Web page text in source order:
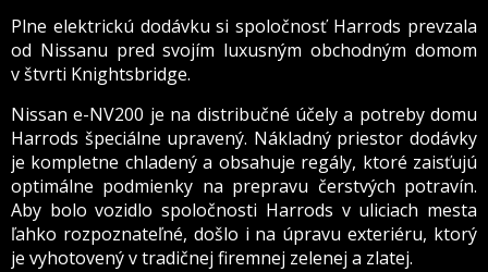
Plne elektrickú dodávku si spoločnosť Harrods prevzala
od Nissanu pred svojím luxusným obchodným domom
v štvrti Knightsbridge.
Nissan e-NV200 je na distribučné účely a potreby domu
Harrods špeciálne upravený. Nákladný priestor dodávky
je kompletne chladený a obsahuje regály, ktoré zaisťujú
optimálne podmienky na prepravu čerstvých potravín.
Aby bolo vozidlo spoločnosti Harrods v uliciach mesta
ľahko rozpoznateľné, došlo i na úpravu exteriéru, ktorý
je vyhotovený v tradičnej firemnej zelenej a zlatej.